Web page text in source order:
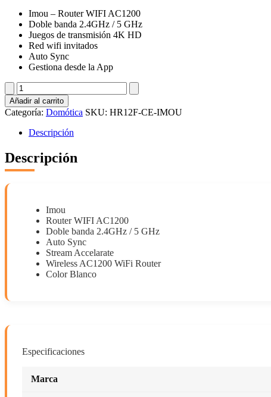
Imou – Router WIFI AC1200
Doble banda 2.4GHz / 5 GHz
Juegos de transmisión 4K HD
Red wifi invitados
Auto Sync
Gestiona desde la App
HR12F-
CE-
IMOU
cantidad
Añadir al carrito
Categoría: Domótica SKU: HR12F-CE-IMOU
Descripción
Descripción
Imou
Router WIFI AC1200
Doble banda 2.4GHz / 5 GHz
Auto Sync
Stream Accelarate
Wireless AC1200 WiFi Router
Color Blanco
Especificaciones
Marca